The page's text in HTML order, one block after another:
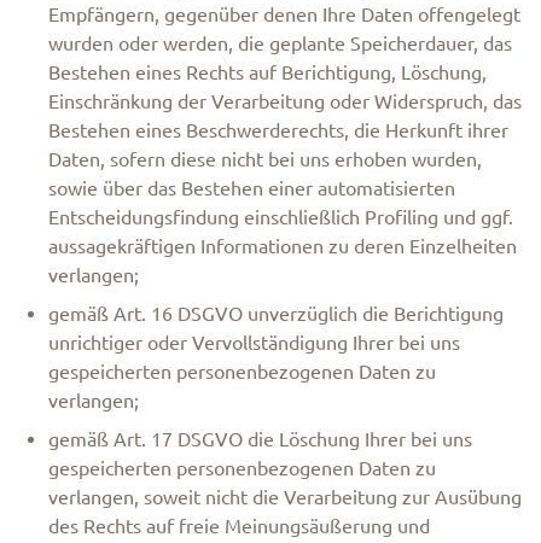
Empfängern, gegenüber denen Ihre Daten offengelegt
wurden oder werden, die geplante Speicherdauer, das
Bestehen eines Rechts auf Berichtigung, Löschung,
Einschränkung der Verarbeitung oder Widerspruch, das
Bestehen eines Beschwerderechts, die Herkunft ihrer
Daten, sofern diese nicht bei uns erhoben wurden,
sowie über das Bestehen einer automatisierten
Entscheidungsfindung einschließlich Profiling und ggf.
aussagekräftigen Informationen zu deren Einzelheiten
verlangen;
gemäß Art. 16 DSGVO unverzüglich die Berichtigung
unrichtiger oder Vervollständigung Ihrer bei uns
gespeicherten personenbezogenen Daten zu
verlangen;
gemäß Art. 17 DSGVO die Löschung Ihrer bei uns
gespeicherten personenbezogenen Daten zu
verlangen, soweit nicht die Verarbeitung zur Ausübung
des Rechts auf freie Meinungsäußerung und